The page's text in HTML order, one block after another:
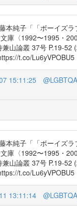
本純子「「ボーイズ
庫〈1992〜1995・
山論叢 37号 P.19-52
t.co/Lu6yVPOBU5
15:11:25
本純子「「ボーイズ
庫〈1992〜1995・
山論叢 37号 P.19-52
t.co/Lu6yVPOBU5
13:11:14